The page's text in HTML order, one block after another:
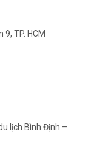
TP. HCM
lịch Bình Định –